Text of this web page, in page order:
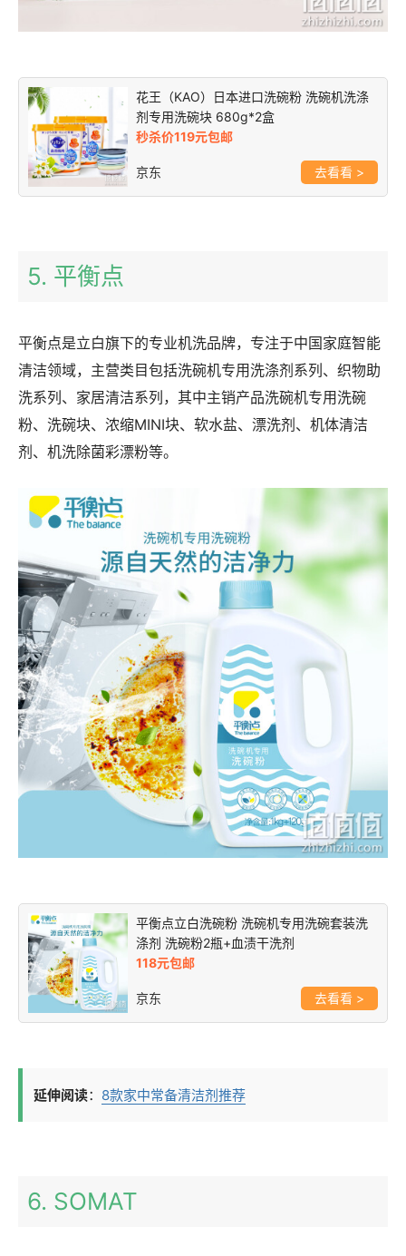
花王（KAO）日本进口洗碗粉 洗碗机洗涤
剂专用洗碗块 680g*2盒
秒杀价119元包邮
京东 >
5. 平衡点
平衡点是立白旗下的专业机洗品牌，专注于中国家庭智能
清洁领域，主营类目包括洗碗机专用洗涤剂系列、织物助
洗系列、家居清洁系列，其中主销产品洗碗机专用洗碗
粉、洗碗块、浓缩MINI块、软水盐、漂洗剂、机体清洁
剂、机洗除菌彩漂粉等。
平衡点立白洗碗粉 洗碗机专用洗碗套装洗
涤剂 洗碗粉2瓶+血渍干洗剂
118元包邮
京东 >
延伸阅读： 8款家中常备清洁剂推荐
6. SOMAT